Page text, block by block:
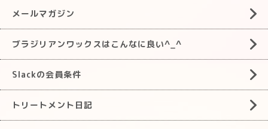
メールマガジン
ブラジリアンワックスはこんなに良い^_^
Slackの会員条件
トリートメント日記